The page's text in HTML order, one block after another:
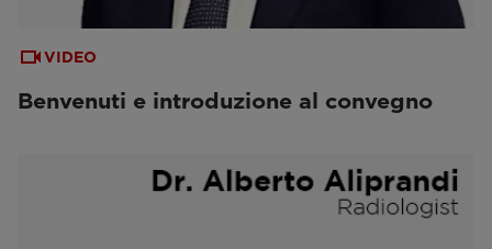
VIDEO
Benvenuti e introduzione al convegno